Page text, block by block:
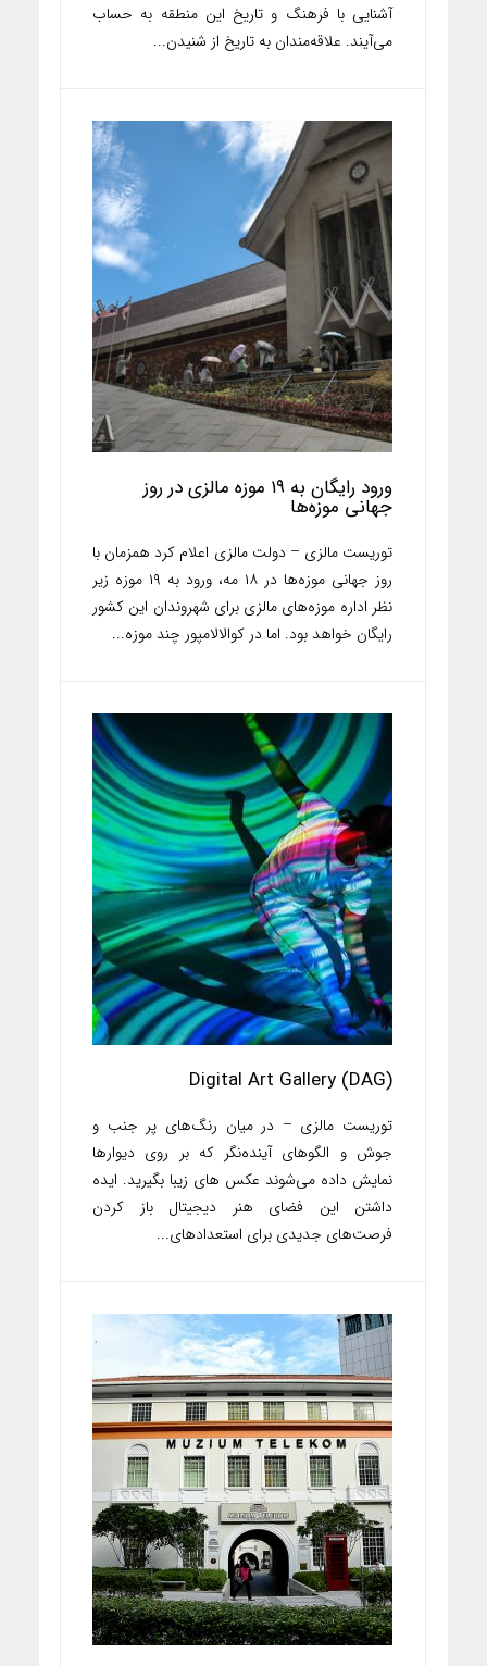
آشنایی با فرهنگ و تاریخ این منطقه به حساب
می‌آیند. علاقه‌مندان به تاریخ از شنیدن...
ورود رایگان به ۱۹ موزه مالزی در روز
جهانی موزه‌ها
توریست مالزی – دولت مالزی اعلام کرد همزمان با
روز جهانی موزه‌ها در ۱۸ مه، ورود به ۱۹ موزه زیر
نظر اداره موزه‌های مالزی برای شهروندان این کشور
رایگان خواهد بود. اما در کوالالامپور چند موزه...
Digital Art Gallery (DAG)
توریست مالزی – در میان رنگ‌های پر جنب و
جوش و الگوهای آینده‌نگر که بر روی دیوارها
نمایش داده می‌شوند عکس های زیبا بگیرید. ایده
داشتن این فضای هنر دیجیتال باز کردن
فرصت‌های جدیدی برای استعدادهای...